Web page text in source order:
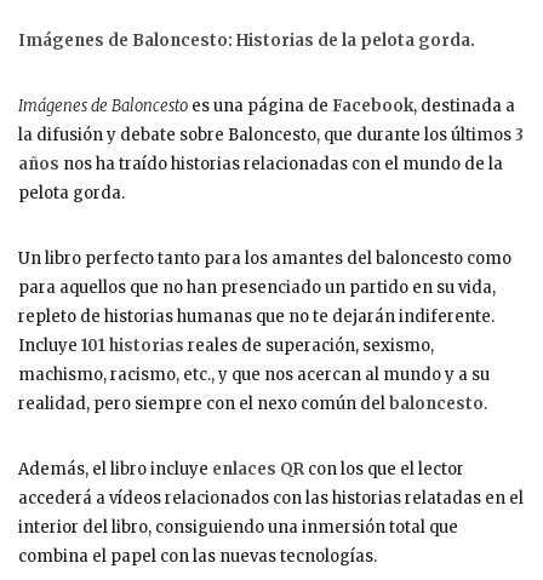
Imágenes de Baloncesto: Historias de la pelota gorda.
Imágenes de Baloncesto es una página de Facebook, destinada a
la difusión y debate sobre Baloncesto, que durante los últimos3
años nos ha traído historias relacionadas con el mundo de la
pelota gorda.
Un libro perfecto tanto para los amantes del baloncesto como
para aquellos que no han presenciado un partido en su vida,
repleto de historias humanas que no te dejarán indiferente.
Incluye 101 historias reales de superación, sexismo,
machismo, racismo, etc., y que nos acercan al mundo y a su
realidad, pero siempre con el nexo común delbaloncesto.
Además, el libro incluye enlaces QR con los que el lector
accederá a vídeos relacionados con las historias relatadas en el
interior del libro, consiguiendo una inmersión total que
combina el papel con las nuevas tecnologías.